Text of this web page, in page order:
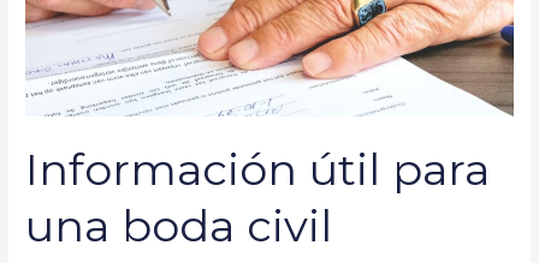
Información útil para
una boda civil
civil